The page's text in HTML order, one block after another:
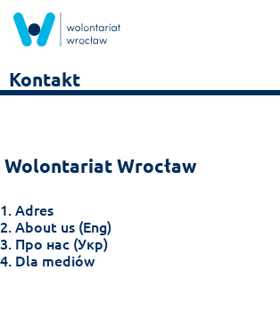
Przejdź
do
treści
Kontakt
Wolontariat Wrocław
1. Adres
2. About us (Eng)
3. Про нас (Укр)
4. Dla mediów